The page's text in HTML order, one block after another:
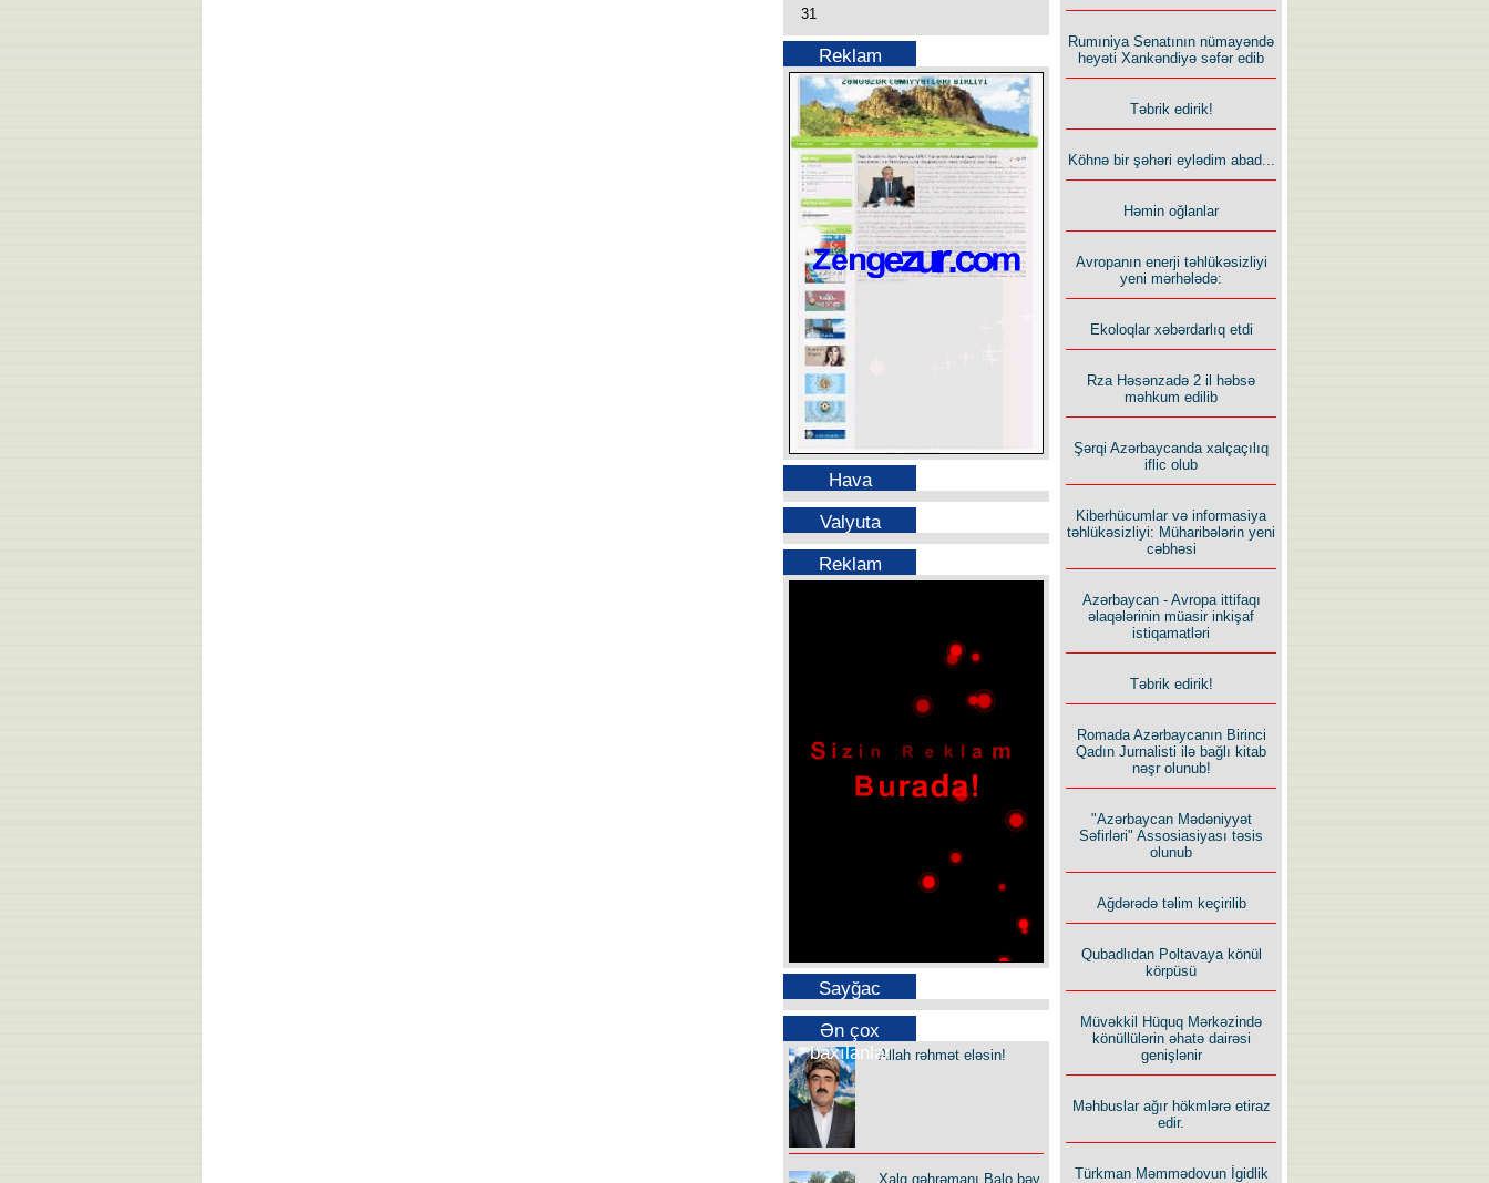
31
Reklam
Hava
Valyuta
Reklam
Sayğac
Ən çox
baxılanlarAllah rəhmət eləsin!
Xalq qəhrəmanı Balo bəy
Rumıniya Senatının nümayəndə
heyəti Xankəndiyə səfər edib
Təbrik edirik!
Köhnə bir şəhəri eylədim abad...
Həmin oğlanlar
Avropanın enerji təhlükəsizliyi
yeni mərhələdə:
Ekoloqlar xəbərdarlıq etdi
Rza Həsənzadə 2 il həbsə
məhkum edilib
Şərqi Azərbaycanda xalçaçılıq
iflic olub
Kiberhücumlar və informasiya
təhlükəsizliyi: Müharibələrin yeni
cəbhəsi
Azərbaycan - Avropa ittifaqı
əlaqələrinin müasir inkişaf
istiqamatləri
Təbrik edirik!
Romada Azərbaycanın Birinci
Qadın Jurnalisti ilə bağlı kitab
nəşr olunub!
"Azərbaycan Mədəniyyət
Səfirləri" Assosiasiyası təsis
olunub
Ağdərədə təlim keçirilib
Qubadlıdan Poltavaya könül
körpüsü
Müvəkkil Hüquq Mərkəzində
könüllülərin əhatə dairəsi
genişlənir
Məhbuslar ağır hökmlərə etiraz
edir.
Türkman Məmmədovun İgidlik